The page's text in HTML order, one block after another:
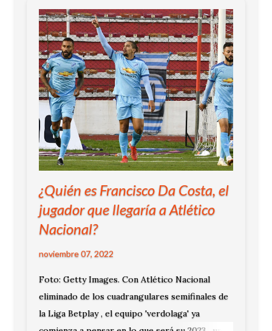
¿Quién es Francisco Da Costa, el
jugador que llegaría a Atlético
Nacional?
noviembre 07, 2022
Foto: Getty Images. Con Atlético Nacional
eliminado de los cuadrangulares semifinales de
la Liga Betplay , el equipo 'verdolaga' ya